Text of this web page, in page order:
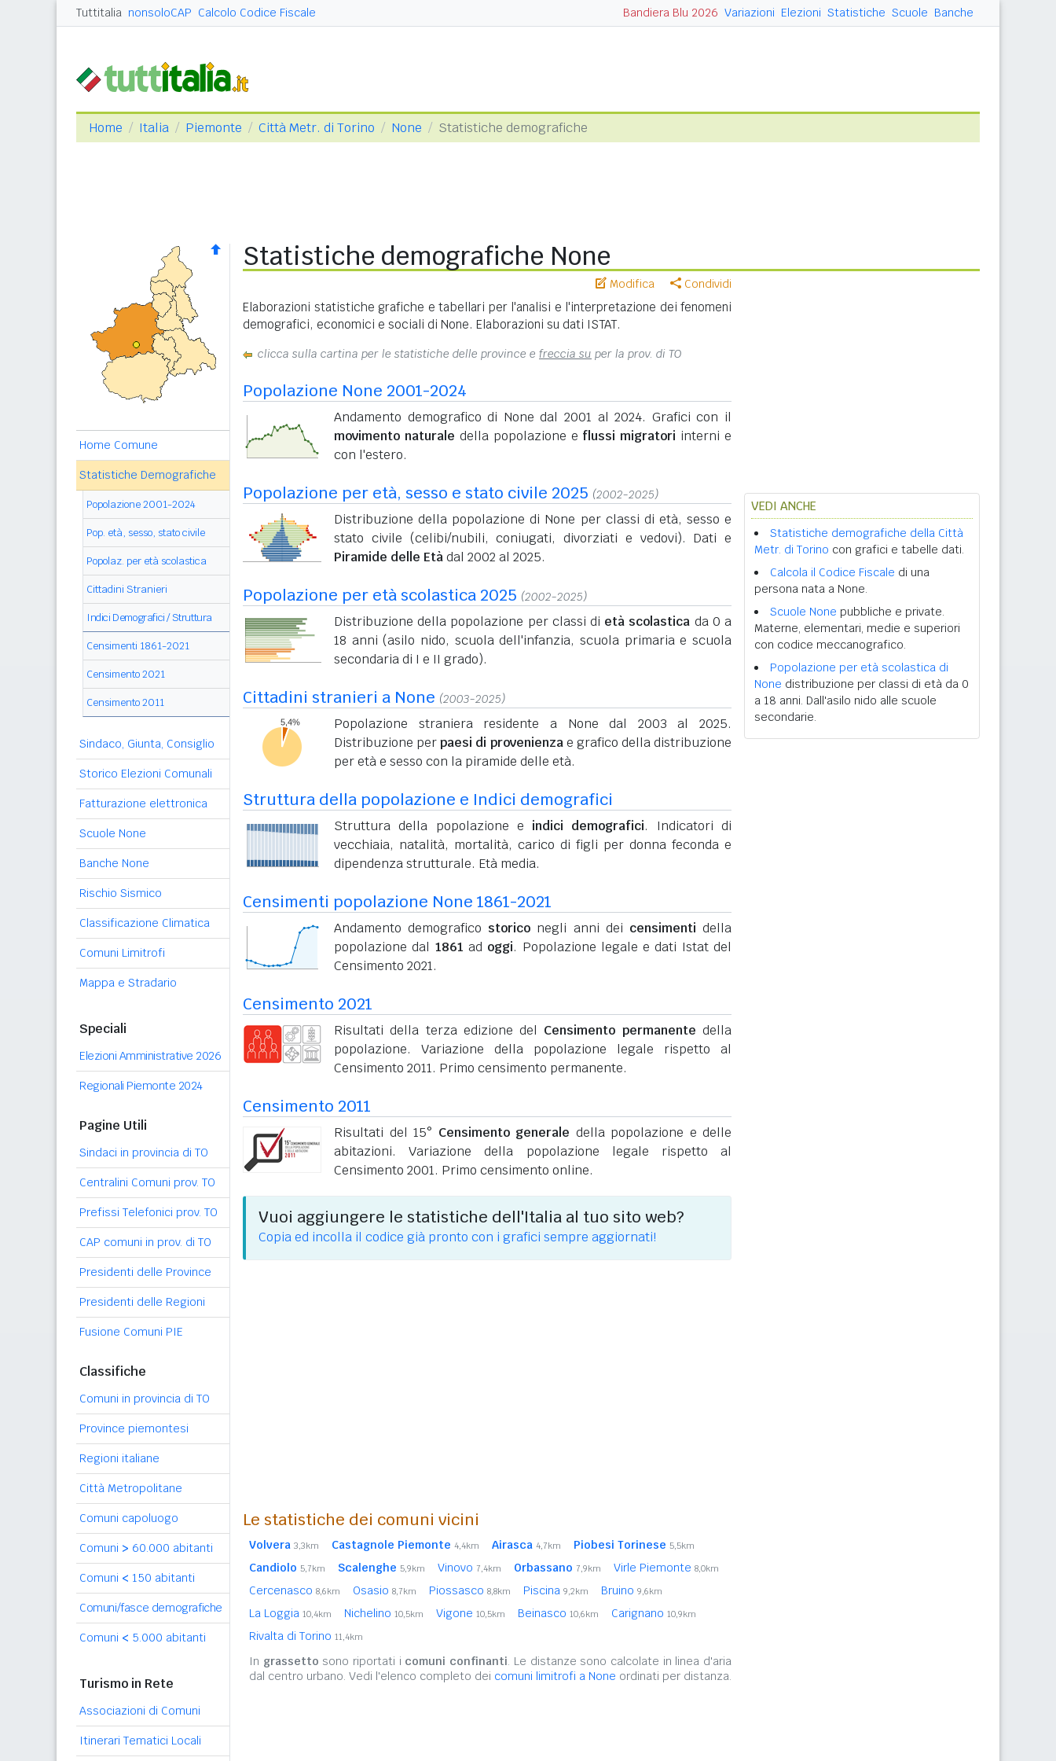
Tuttitalia nonsoloCAP Calcolo Codice Fiscale Bandiera Blu 2026 Variazioni Elezioni Statistiche Scuole Banche
Home Italia Piemonte Città Metr. di Torino None Statistiche demografiche
Home Comune
Statistiche Demografiche
Popolazione 2001-2024
Pop. età, sesso, stato civile
Popolaz. per età scolastica
Cittadini Stranieri
Indici Demografici / Struttura
Censimenti 1861-2021
Censimento 2021
Censimento 2011
Sindaco, Giunta, Consiglio
Storico Elezioni Comunali
Fatturazione elettronica
Scuole None
Banche None
Rischio Sismico
Classificazione Climatica
Comuni Limitrofi
Mappa e Stradario
Speciali
Elezioni Amministrative 2026
Regionali Piemonte 2024
Pagine Utili
Sindaci in provincia di TO
Centralini Comuni prov. TO
Prefissi Telefonici prov. TO
CAP comuni in prov. di TO
Presidenti delle Province
Presidenti delle Regioni
Fusione Comuni PIE
Classifiche
Comuni in provincia di TO
Province piemontesi
Regioni italiane
Città Metropolitane
Comuni capoluogo
Comuni > 60.000 abitanti
Comuni < 150 abitanti
Comuni/fasce demografiche
Comuni < 5.000 abitanti
Turismo in Rete
Associazioni di Comuni
Itinerari Tematici Locali
Statistiche demografiche None
Modifica Condividi
Elaborazioni statistiche grafiche e tabellari per l'analisi e l'interpretazione dei fenomeni
demografici, economici e sociali di None. Elaborazioni su dati ISTAT.
clicca sulla cartina per le statistiche delle province e freccia su per la prov. di TO
Popolazione None 2001-2024
Andamento demografico di None dal 2001 al 2024. Grafici con il
movimento naturale della popolazione e flussi migratori interni e
con l'estero.
Popolazione per età, sesso e stato civile 2025 (2002-2025)
Distribuzione della popolazione di None per classi di età, sesso e
stato civile (celibi/nubili, coniugati, divorziati e vedovi). Dati e
Piramide delle Etàdal 2002 al 2025.
Popolazione per età scolastica 2025 (2002-2025)
Distribuzione della popolazione per classi di età scolastica da 0 a
18 anni (asilo nido, scuola dell'infanzia, scuola primaria e scuola
secondaria di I e II grado).
Cittadini stranieri a None (2003-2025)
Popolazione straniera residente a None dal 2003 al 2025.
Distribuzione perpaesi di provenienzae grafico della distribuzione
per età e sesso con la piramide delle età.
Struttura della popolazione e Indici demografici
Struttura della popolazione e indici demografici. Indicatori di
vecchiaia, natalità, mortalità, carico di figli per donna feconda e
dipendenza strutturale. Età media.
Censimenti popolazione None 1861-2021
Andamento demografico storico negli anni dei censimenti della
popolazione dal 1861 ad oggi. Popolazione legale e dati Istat del
Censimento 2021.
Censimento 2021
Risultati della terza edizione del Censimento permanente della
popolazione. Variazione della popolazione legale rispetto al
Censimento 2011. Primo censimento permanente.
Censimento 2011
Risultati del 15° Censimento generale della popolazione e delle
abitazioni. Variazione della popolazione legale rispetto al
Censimento 2001. Primo censimento online.
Vuoi aggiungere le statistiche dell'Italia al tuo sito web?
Copia ed incolla il codice già pronto con i grafici sempre aggiornati!
Le statistiche dei comuni vicini
Volvera 3,3km Castagnole Piemonte 4,4km Airasca 4,7km Piobesi Torinese 5,5km
Candiolo 5,7km Scalenghe 5,9km Vinovo 7,4km Orbassano 7,9km Virle Piemonte 8,0km
Cercenasco 8,6km Osasio 8,7km Piossasco 8,8km Piscina 9,2km Bruino 9,6km
La Loggia 10,4km Nichelino 10,5km Vigone 10,5km Beinasco 10,6km Carignano 10,9km
Rivalta di Torino 11,4km
In grassetto sono riportati i comuni confinanti. Le distanze sono calcolate in linea d'aria
dal centro urbano. Vedi l'elenco completo dei comuni limitrofi a None ordinati per distanza.
VEDI ANCHE
Statistiche demografiche della Città
Metr. di Torino con grafici e tabelle dati.
Calcola il Codice Fiscale di una
persona nata a None.
Scuole None pubbliche e private.
Materne, elementari, medie e superiori
con codice meccanografico.
Popolazione per età scolastica di
None distribuzione per classi di età da 0
a 18 anni. Dall'asilo nido alle scuole
secondarie.